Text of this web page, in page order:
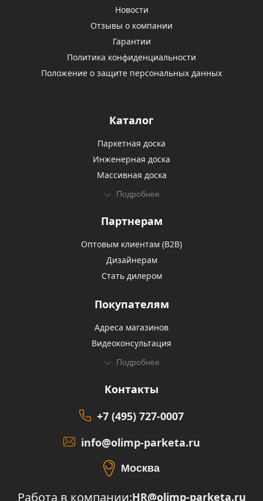
Новости
Отзывы о компании
Гарантии
Политика конфиденциальности
Положение о защите персональных данных
Каталог
Паркетная доска
Инженерная доска
Массивная доска
Подробнее
Партнерам
Оптовым клиентам (В2В)
Дизайнерам
Стать дилером
Покупателям
Адреса магазинов
Видеоконсультация
Подробнее
Контакты
+7 (495) 727-0007
info@olimp-parketa.ru
Москва
Работа в компании:HR@olimp-parketa.ru